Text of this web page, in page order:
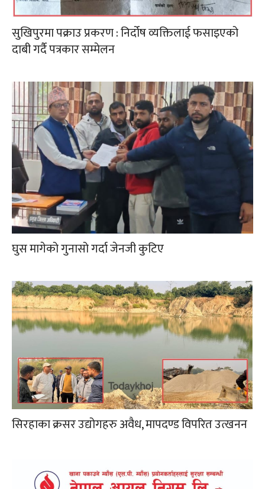
सुखिपुरमा पक्राउ प्रकरण : निर्दोष व्यक्तिलाई फसाइएको
दाबी गर्दै पत्रकार सम्मेलन
घुस मागेको गुनासो गर्दा जेनजी कुटिए
सिरहाका क्रसर उद्योगहरु अवैध, मापदण्ड विपरित उत्खनन